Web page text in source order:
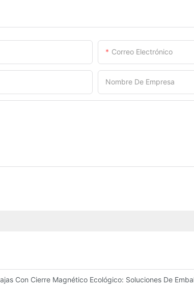
Correo Electrónico
Nombre De Empresa
Embalaje Premium
Con Cierre Magnético Ecológico: Soluciones De